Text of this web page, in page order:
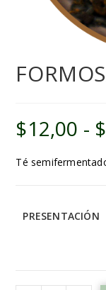
$12,00 - $
Té
PRESENTACIÓN